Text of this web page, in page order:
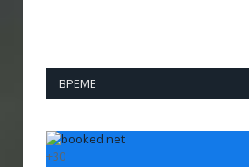
ВРЕМЕ
+30